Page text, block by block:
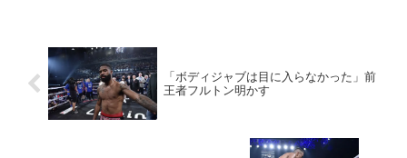
「ボディジャブは目に入らなかった」前
王者フルトン明かす